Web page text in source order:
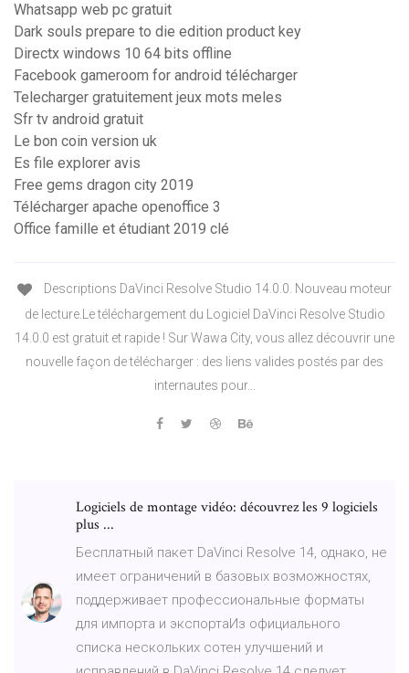
Whatsapp web pc gratuit
Dark souls prepare to die edition product key
Directx windows 10 64 bits offline
Facebook gameroom for android télécharger
Telecharger gratuitement jeux mots meles
Sfr tv android gratuit
Le bon coin version uk
Es file explorer avis
Free gems dragon city 2019
Télécharger apache openoffice 3
Office famille et étudiant 2019 clé
Descriptions DaVinci Resolve Studio 14.0.0. Nouveau moteur
de lecture.Le téléchargement du Logiciel DaVinci Resolve Studio
14.0.0 est gratuit et rapide ! Sur Wawa City, vous allez découvrir une
nouvelle façon de télécharger : des liens valides postés par des
internautes pour...
Logiciels de montage vidéo: découvrez les 9 logiciels
plus ...
Бесплатный пакет DaVinci Resolve 14, однако, не
имеет ограничений в базовых возможностях,
поддерживает профессиональные форматы
для импорта и экспортаИз официального
списка нескольких сотен улучшений и